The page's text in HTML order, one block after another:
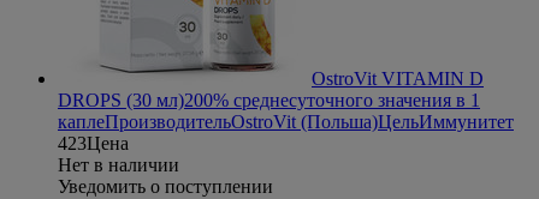
OstroVit VITAMIN D
DROPS (30 мл)200% среднесуточного значения в 1
каплеПроизводительOstroVit (Польша)ЦельИммунитет
423Цена
Нет в наличии
Уведомить о поступлении